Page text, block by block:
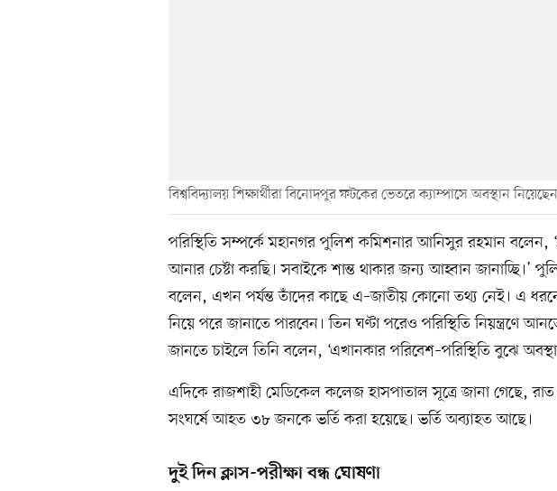
বিশ্ববিদ্যালয় শিক্ষার্থীরা বিনোদপুর ফটকের ভেতরে ক্যাম্পাসে অবস্থান নিয়েছেন
পরিস্থিতি সম্পর্কে মহানগর পুলিশ কমিশনার আনিসুর রহমান বলেন,
আনার চেষ্টা করছি। সবাইকে শান্ত থাকার জন্য আহ্বান জানাচ্ছি।’
বলেন, এখন পর্যন্ত তাঁদের কাছে এ–জাতীয় কোনো তথ্য নেই। এ
নিয়ে পরে জানাতে পারবেন। তিন ঘণ্টা পরেও পরিস্থিতি নিয়ন্ত্রণে
জানতে চাইলে তিনি বলেন, ‘এখানকার পরিবেশ–পরিস্থিতি বুঝে অবস্থা
এদিকে রাজশাহী মেডিকেল কলেজ হাসপাতাল সূত্রে জানা গেছে, রাত
সংঘর্ষে আহত ৩৮ জনকে ভর্তি করা হয়েছে। ভর্তি অব্যাহত আছে।
দুই দিন ক্লাস-পরীক্ষা বন্ধ ঘোষণা